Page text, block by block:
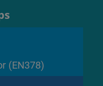
(EN378)